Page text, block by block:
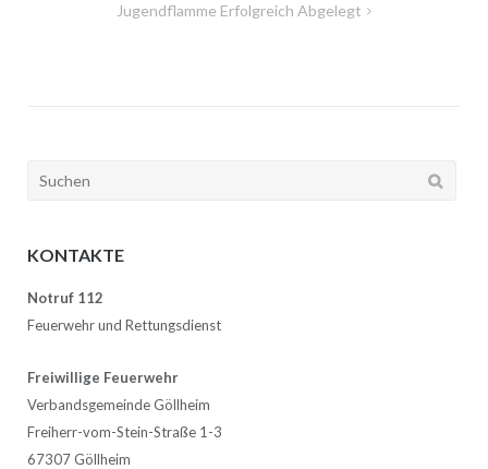
Jugendflamme Erfolgreich Abgelegt
Suchen
KONTAKTE
Notruf 112
Feuerwehr und Rettungsdienst
Freiwillige Feuerwehr
Verbandsgemeinde Göllheim
Freiherr-vom-Stein-Straße 1-3
67307 Göllheim